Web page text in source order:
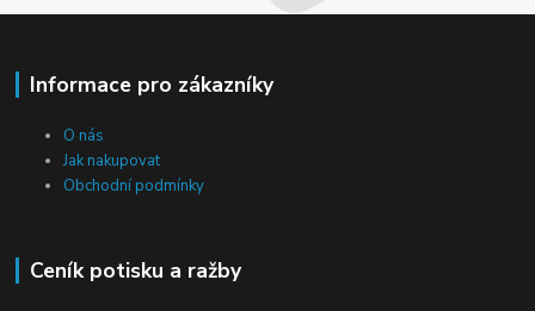
Informace pro zákazníky
O nás
Jak nakupovat
Obchodní podmínky
Ceník potisku a ražby